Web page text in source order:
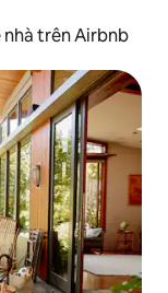
trên Airbnb